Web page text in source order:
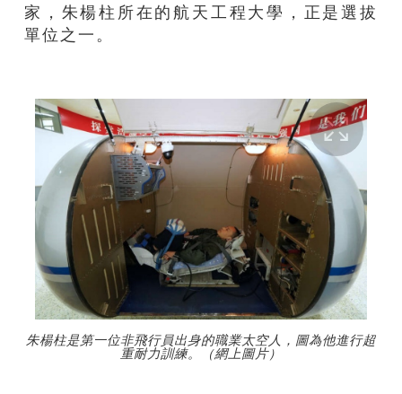
家，朱楊柱所在的航天工程大學，正是選拔
單位之一。
朱楊柱是第一位非飛行員出身的職業太空人，圖為他進行超
重耐力訓練。（網上圖片）